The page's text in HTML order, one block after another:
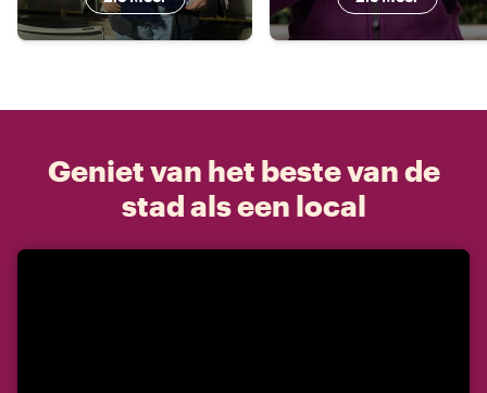
Geniet van het beste van de
stad als een local